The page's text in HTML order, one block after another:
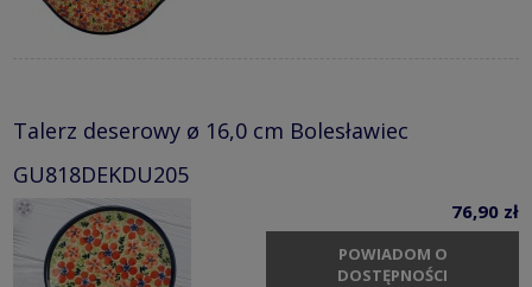
Talerz deserowy ø 16,0 cm Bolesławiec
GU818DEKDU205
76,90 zł
POWIADOM O
DOSTĘPNOŚCI